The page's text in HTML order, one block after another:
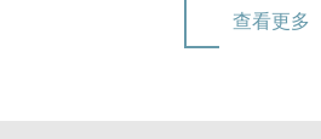
查看更多